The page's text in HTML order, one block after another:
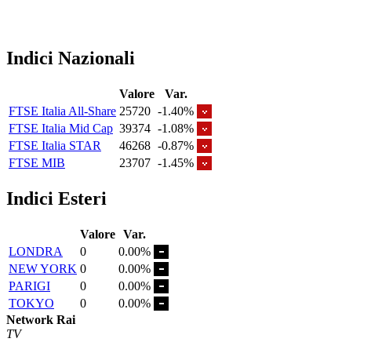
Indici Nazionali
Valore
Var.
FTSE Italia All-Share 25720 -1.40%
FTSE Italia Mid Cap 39374 -1.08%
FTSE Italia STAR
46268 -0.87%
FTSE MIB
23707 -1.45%
Indici Esteri
Valore Var.
LONDRA
0
0.00%
NEW YORK 0
0.00%
PARIGI
0
0.00%
TOKYO
0
0.00%
Network Rai
TV